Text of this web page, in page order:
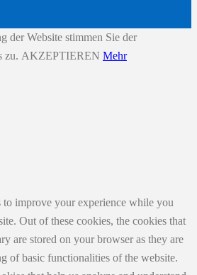
der Website stimmen Sie der
zu. AKZEPTIEREN Mehr
to improve your experience while you
Out of these cookies, the cookies that
are stored on your browser as they are
of basic functionalities of the website.